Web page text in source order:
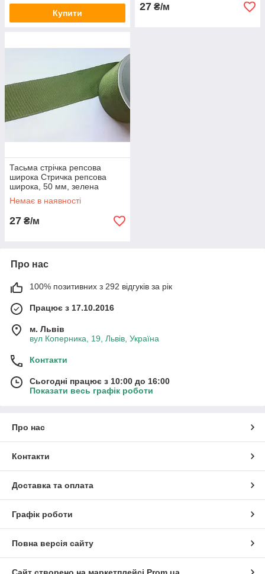
Купити
27 ₴/м
Тасьма стрічка репсова
широка Стричка репсова
широка, 50 мм, зелена
трав'яниста. Туреччина
Немає в наявності
27 ₴/м
Про нас
100% позитивних з 292 відгуків за рік
Працює з 17.10.2016
м. Львів
вул Коперника, 19, Львів, Україна
Контакти
Сьогодні працює з 10:00 до 16:00
Показати весь графік роботи
Про нас
Контакти
Доставка та оплата
Графік роботи
Повна версія сайту